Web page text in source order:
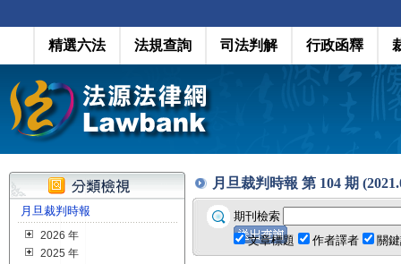
精選六法 法規查詢 司法判解 行政函釋
月旦裁判時報
2026 年
2025 年
月旦裁判時報 第 104 期
期刊檢索
文章標題
作者譯者 關